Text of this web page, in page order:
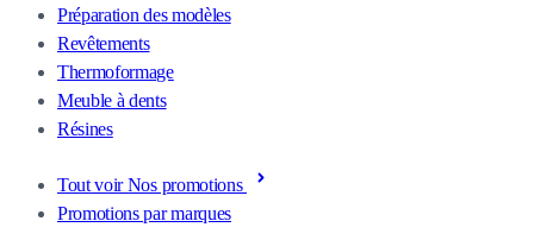
Préparation des modèles
Revêtements
Thermoformage
Meuble à dents
Résines
Tout voir Nos promotions
Promotions par marques